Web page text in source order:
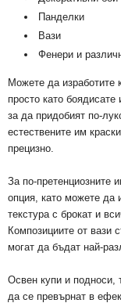
Панделки
Вази
Фенери и
Можете да
просто като
за да придобият по-
естествените им
прецизно.
За по-претенциозните
опция, като можете да
текстура с брокат и
Композициите от вази
могат да бъдат най-
Освен купи и подноси,
да се превърнат в